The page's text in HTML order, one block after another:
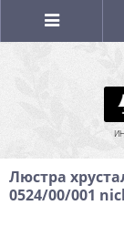
Люстра
0524/00/001